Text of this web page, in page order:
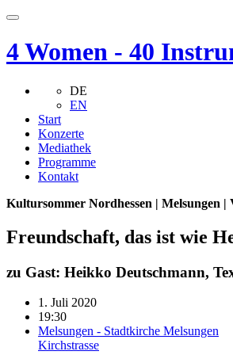
4 Women - 40
DE
EN
Start
Konzerte
Mediathek
Programme
Kontakt
Kultursommer Nordhessen | Melsungen |
Freundschaft, das ist wie
zu Gast: Heikko Deutschmann,
1. Juli 2020
19:30
Melsungen - Stadtkirche Melsungen
Kirchstrasse